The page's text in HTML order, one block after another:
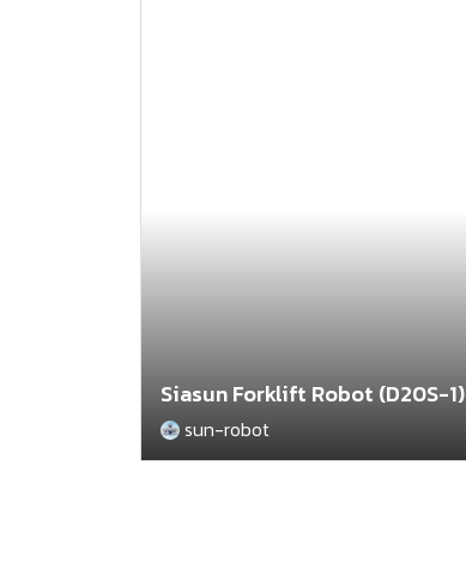
Siasun Forklift Robot (D20S-
sun-robot